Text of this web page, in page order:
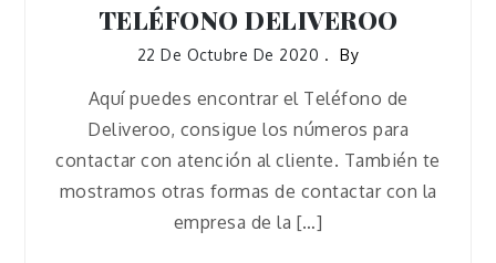
TELÉFONO DELIVEROO
22 De Octubre De 2020 By
Aquí puedes encontrar el Teléfono de
Deliveroo, consigue los números para
contactar con atención al cliente. También te
mostramos otras formas de contactar con la
empresa de la […]